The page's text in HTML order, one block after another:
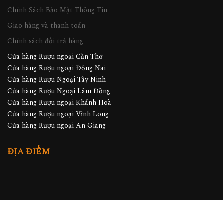
Chính Sách Bảo Mật Thông Tin
Giao hàng và thanh toán
Chính sách đổi trả hàng
Cửa hàng Rượu ngoại Cần Thơ
Cửa hàng Rượu ngoại Đồng Nai
Cửa hàng Rượu Ngoại Tây Ninh
Cửa hàng Rượu Ngoại Lâm Đồng
Cửa hàng Rượu ngoại Khánh Hoà
Cửa hàng Rượu ngoại Vĩnh Long
Cửa hàng Rượu ngoại An Giang
ĐỊA ĐIỂM